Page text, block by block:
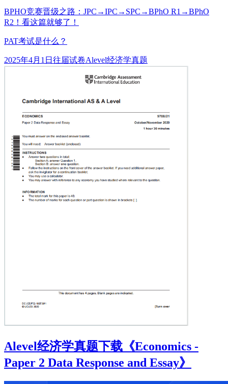
BPHO竞赛晋级之路：JPC→IPC→SPC→BPhO R1→BPhO
R2！看这篇就够了！
PAT考试是什么？
发
2025年4月1日 分
往届试卷标
Alevel经济学真题
Alevel经济学真题下载《Economics -
Paper 2 Data Response and Essay》